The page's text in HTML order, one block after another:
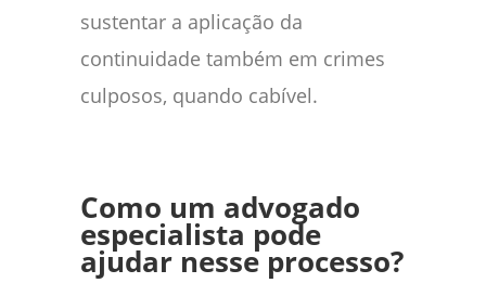
sustentar a aplicação da
continuidade também em crimes
culposos, quando cabível.
Como um advogado
especialista pode
ajudar nesse processo?